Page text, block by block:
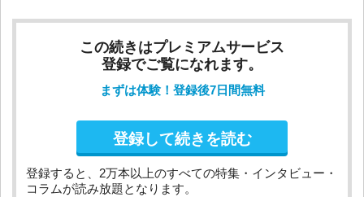
この続きはプレミアムサービス
登録でご覧になれます。
まずは体験！登録後7日間無料
登録して続きを読む
登録すると、2万本以上のすべての特集・インタビュー・
コラムが読み放題となります。